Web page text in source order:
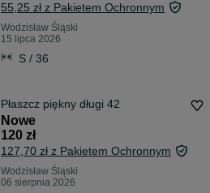
55,25 zł z Pakietem Ochronnym
Wodzisław Śląski
15 lipca 2026
S / 36
Płaszcz piękny długi 42
Nowe
120 zł
127,70 zł z Pakietem Ochronnym
Wodzisław Śląski
06 sierpnia 2026